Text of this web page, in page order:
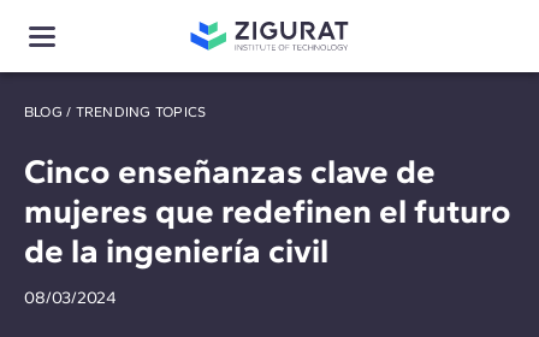
BLOG / TRENDING TOPICS
Cinco enseñanzas clave de
mujeres que redefinen el futuro
de la ingeniería civil
08/03/2024